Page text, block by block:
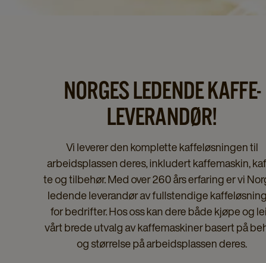
NORGES LEDENDE KAFFE-
LEVERANDØR!
Vi leverer den komplette kaffeløsningen til
arbeidsplassen deres, inkludert kaffemaskin,
te og tilbehør. Med over 260 års erfaring er vi
ledende leverandør av fullstendige
for bedrifter. Hos oss kan dere både kjøpe og
vårt brede utvalg av kaffemaskiner basert på
og størrelse på arbeidsplassen deres.